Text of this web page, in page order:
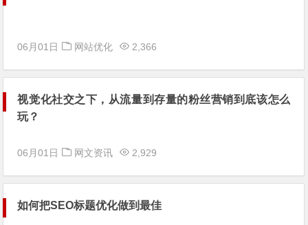
06月01日 网站优化 2,366
视觉化社交之下，从流量到存量的粉丝营销到底该怎么
玩？
06月01日 网文资讯 2,929
如何把SEO标题优化做到最佳